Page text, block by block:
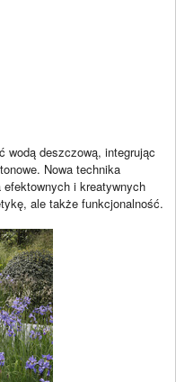
wodą deszczową, integrując
Nowa technika
efektownych i kreatywnych
ale także funkcjonalność.